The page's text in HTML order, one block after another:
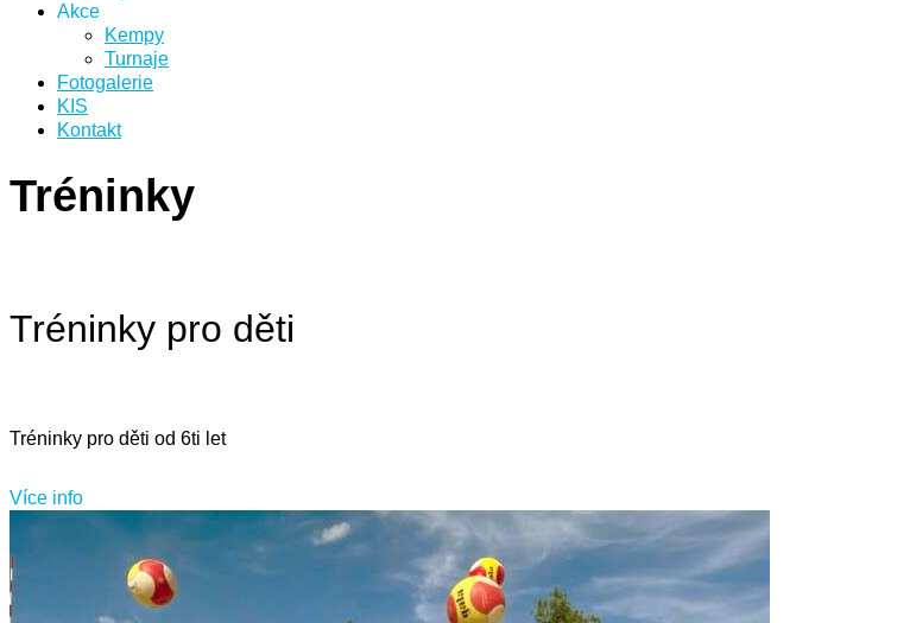
Akce
Kempy
Turnaje
Fotogalerie
KIS
Kontakt
Tréninky
Tréninky pro děti
Tréninky pro děti od 6ti let
Více info